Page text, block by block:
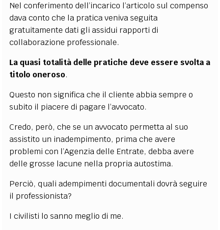
Nel conferimento dell’incarico l’articolo sul compenso
dava conto che la pratica veniva seguita
gratuitamente dati gli assidui rapporti di
collaborazione professionale.
La quasi totalità delle pratiche deve essere svolta a
titolo oneroso.
Questo non significa che il cliente abbia sempre o
subito il piacere di pagare l’avvocato.
Credo, però, che se un avvocato permetta al suo
assistito un inadempimento, prima che avere
problemi con l’Agenzia delle Entrate, debba avere
delle grosse lacune nella propria autostima.
Perciò, quali adempimenti documentali dovrà seguire
il professionista?
I civilisti lo sanno meglio di me.